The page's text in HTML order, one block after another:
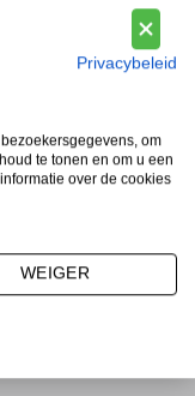
Privacybeleid
om
te tonen en om u een
over de cookies
WEIGER